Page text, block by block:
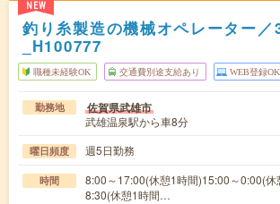
NEW
釣り糸製造の機械オペレーター／
_H100777
職種未経験OK 交通費別途支給あり WEB登録OK
勤務地 佐賀県武雄市
武雄温泉駅から車8分
曜日頻度 週5日勤務
時間
8:00～17:00(休憩1時間)15:00～0:00(休
8:30(休憩1時間…